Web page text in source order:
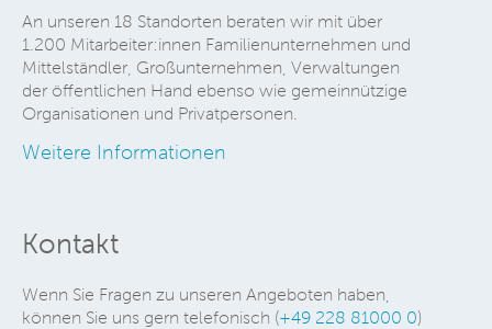
An unseren 18 Standorten beraten wir mit über
1.200 Mitarbeiter:innen Familienunternehmen und
Mittelständler, Großunternehmen, Verwaltungen
der öffentlichen Hand ebenso wie gemeinnützige
Organisationen und Privatpersonen.
Weitere Informationen
Kontakt
Wenn Sie Fragen zu unseren Angeboten haben,
können Sie uns gern telefonisch (+49 228 81000 0)